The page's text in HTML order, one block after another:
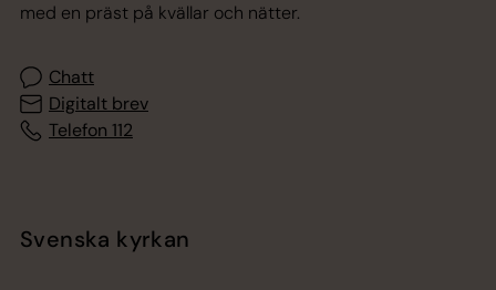
med en präst på kvällar och nätter.
Chatt
Digitalt brev
Telefon 112
Svenska kyrkan